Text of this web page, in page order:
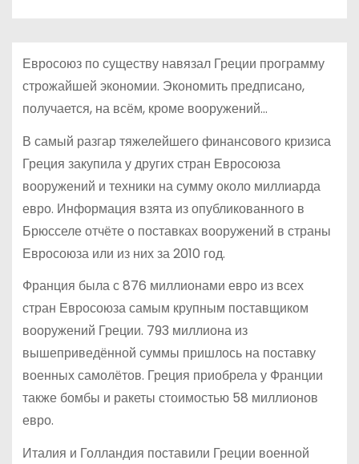
Евросоюз по существу навязал Греции программу
строжайшей экономии. Экономить предписано,
получается, на всём, кроме вооружений…
В самый разгар тяжелейшего финансового кризиса
Греция закупила у других стран Евросоюза
вооружений и техники на сумму около миллиарда
евро. Информация взята из опубликованного в
Брюсселе отчёте о поставках вооружений в страны
Евросоюза или из них за 2010 год.
Франция была с 876 миллионами евро из всех
стран Евросоюза самым крупным поставщиком
вооружений Греции. 793 миллиона из
вышеприведённой суммы пришлось на поставку
военных самолётов. Греция приобрела у Франции
также бомбы и ракеты стоимостью 58 миллионов
евро.
Италия и Голландия поставили Греции военной